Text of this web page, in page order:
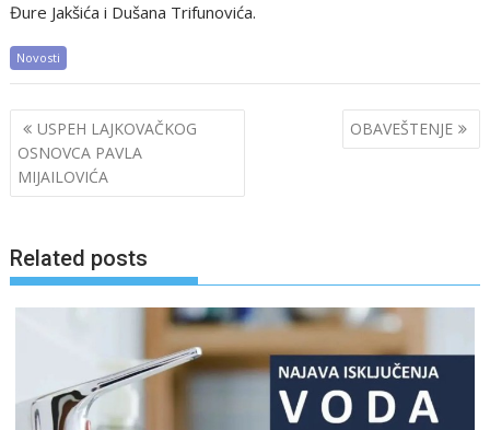
Đure Jakšića i Dušana Trifunovića.
Novosti
Post
navigation
USPEH LAJKOVAČKOG
OSNOVCA PAVLA
MIJAILOVIĆA
OBAVEŠTENJE
Related posts